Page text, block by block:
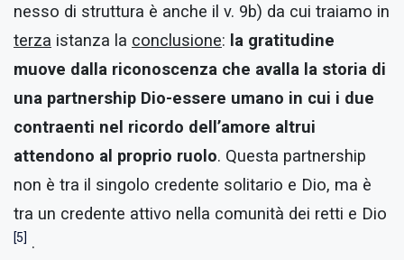
nesso di struttura è anche il v. 9b) da cui traiamo in
terza istanza la conclusione: la gratitudine
muove dalla riconoscenza che avalla la storia di
una partnership Dio-essere umano in cui i due
contraenti nel ricordo dell’amore altrui
attendono al proprio ruolo. Questa partnership
non è tra il singolo credente solitario e Dio, ma è
tra un credente attivo nella comunità dei retti e Dio
[5] .